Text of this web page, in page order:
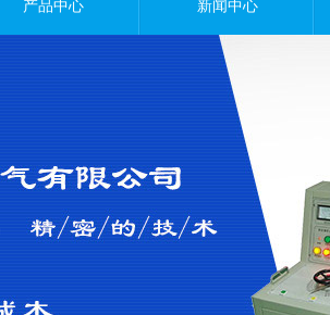
产品中心 新闻中心